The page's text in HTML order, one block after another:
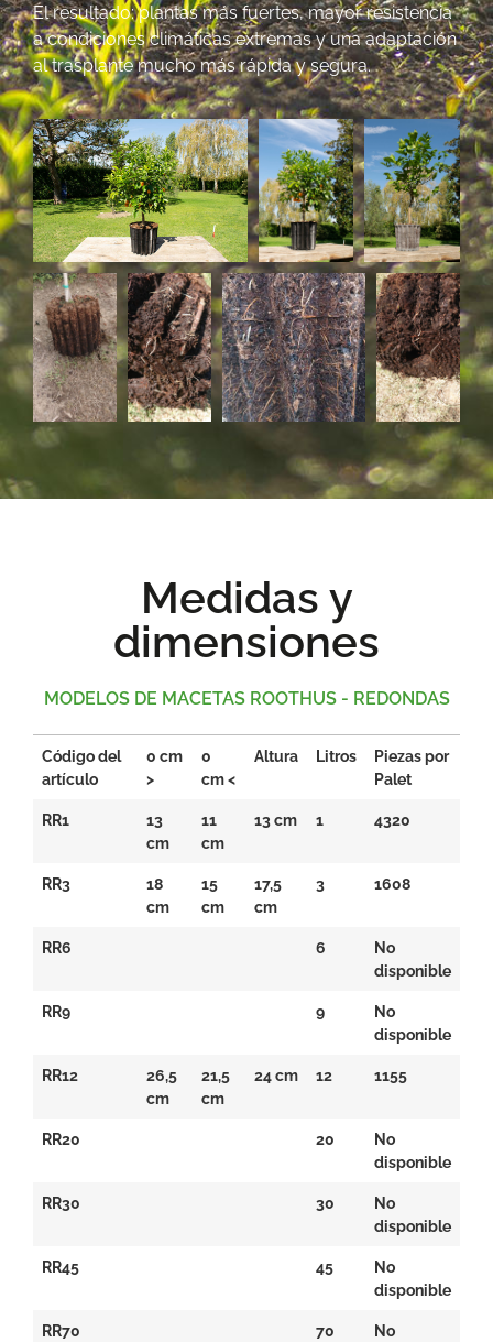
El resultado: plantas más fuertes, mayor resistencia
a condiciones climáticas extremas y una adaptación
al trasplante mucho más rápida y segura.
Medidas y
dimensiones
MODELOS DE MACETAS ROOTHUS - REDONDAS
Código del
artículo
0 cm
>
0
cm <
Altura Litros
Piezas por
Palet
RR1
13
cm
11
cm
13 cm 1 4320
RR3
18
cm
15
cm
17,5
cm
3 1608
RR6 6
No
disponible
RR9 9
No
disponible
RR12
26,5
cm
21,5
cm
24 cm 12 1155
RR20 20
No
disponible
RR30 30
No
disponible
RR45 45
No
disponible
RR70 70
No